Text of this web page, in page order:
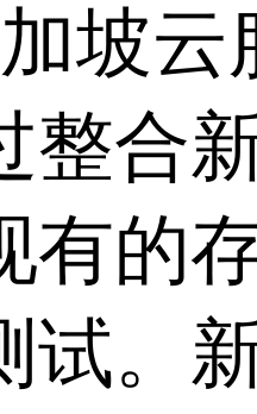
坡
整合
有的
试。